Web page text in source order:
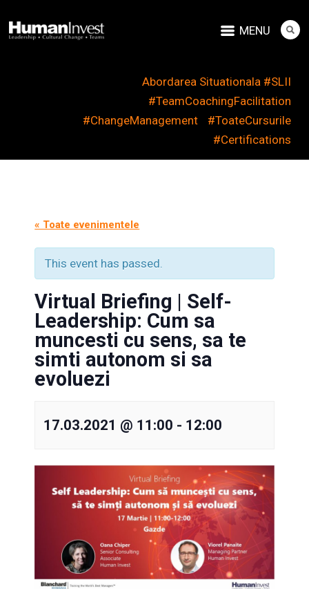
MENU
Abordarea Situationala #SLII
#TeamCoachingFacilitation
#ChangeManagement
#ToateCursurile
#Certifications
« Toate evenimentele
This event has passed.
Virtual Briefing | Self-
Leadership: Cum sa
muncesti cu sens, sa te
simti autonom si sa
evoluezi
17.03.2021 @ 11:00 - 12:00